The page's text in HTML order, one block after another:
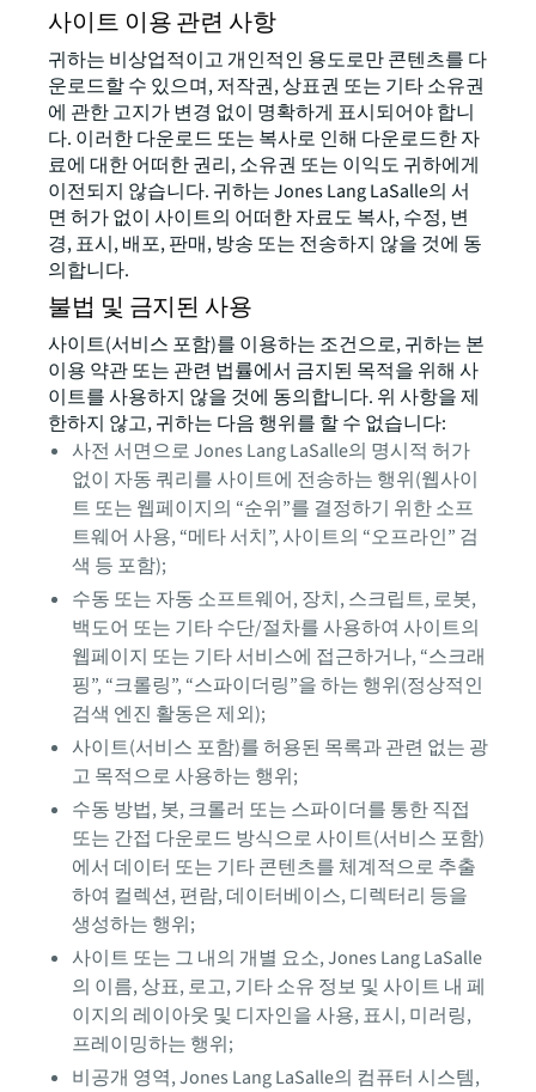
사이트 이용 관련 사항
귀하는 비상업적이고 개인적인 용도로만 콘텐츠를 다
운로드할 수 있으며, 저작권, 상표권 또는 기타 소유권
에 관한 고지가 변경 없이 명확하게 표시되어야 합니
다. 이러한 다운로드 또는 복사로 인해 다운로드한 자
료에 대한 어떠한 권리, 소유권 또는 이익도 귀하에게
이전되지 않습니다. 귀하는 Jones Lang LaSalle의 서
면 허가 없이 사이트의 어떠한 자료도 복사, 수정, 변
경, 표시, 배포, 판매, 방송 또는 전송하지 않을 것에 동
의합니다.
불법 및 금지된 사용
사이트(서비스 포함)를 이용하는 조건으로, 귀하는 본
이용 약관 또는 관련 법률에서 금지된 목적을 위해 사
이트를 사용하지 않을 것에 동의합니다. 위 사항을 제
한하지 않고, 귀하는 다음 행위를 할 수 없습니다:
사전 서면으로 Jones Lang LaSalle의 명시적 허가
없이 자동 쿼리를 사이트에 전송하는 행위(웹사이
트 또는 웹페이지의 “순위”를 결정하기 위한 소프
트웨어 사용, “메타 서치”, 사이트의 “오프라인” 검
색 등 포함);
수동 또는 자동 소프트웨어, 장치, 스크립트, 로봇,
백도어 또는 기타 수단/절차를 사용하여 사이트의
웹페이지 또는 기타 서비스에 접근하거나, “스크래
핑”, “크롤링”, “스파이더링”을 하는 행위(정상적인
검색 엔진 활동은 제외);
사이트(서비스 포함)를 허용된 목록과 관련 없는 광
고 목적으로 사용하는 행위;
수동 방법, 봇, 크롤러 또는 스파이더를 통한 직접
또는 간접 다운로드 방식으로 사이트(서비스 포함)
에서 데이터 또는 기타 콘텐츠를 체계적으로 추출
하여 컬렉션, 편람, 데이터베이스, 디렉터리 등을
생성하는 행위;
사이트 또는 그 내의 개별 요소, Jones Lang LaSalle
의 이름, 상표, 로고, 기타 소유 정보 및 사이트 내 페
이지의 레이아웃 및 디자인을 사용, 표시, 미러링,
프레이밍하는 행위;
비공개 영역, Jones Lang LaSalle의 컴퓨터 시스템,